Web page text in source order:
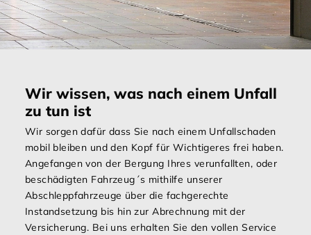
Wir wissen, was nach einem Unfall
zu tun ist
Wir sorgen dafür dass Sie nach einem Unfallschaden
mobil bleiben und den Kopf für Wichtigeres frei haben.
Angefangen von der Bergung Ihres verunfallten, oder
beschädigten Fahrzeug´s mithilfe unserer
Abschleppfahrzeuge über die fachgerechte
Instandsetzung bis hin zur Abrechnung mit der
Versicherung. Bei uns erhalten Sie den vollen Service